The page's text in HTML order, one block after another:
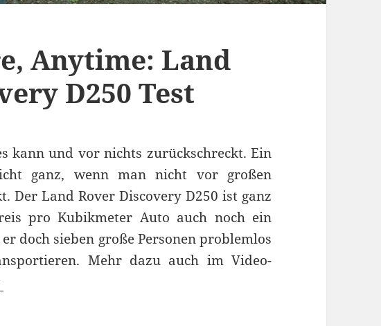
Anytime: Land
D250 Test
kann und vor nichts zurückschreckt. Ein
ganz, wenn man nicht vor großen
Der Land Rover Discovery D250 ist ganz
pro Kubikmeter Auto auch noch ein
doch sieben große Personen problemlos
Mehr dazu auch im Video-
Land Rover Discovery D250 Test